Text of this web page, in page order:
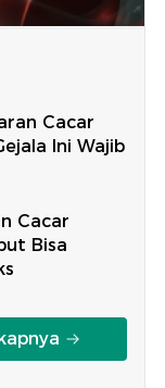
Cacar
Ini Wajib
Cacar
Bisa